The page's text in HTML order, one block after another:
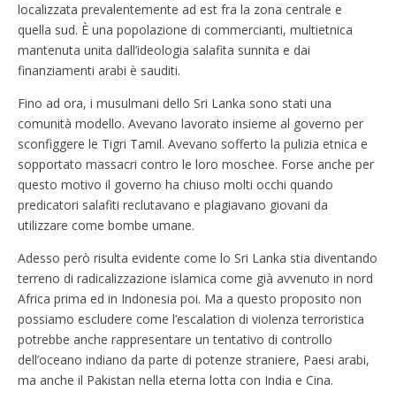
localizzata prevalentemente ad est fra la zona centrale e
quella sud. È una popolazione di commercianti, multietnica
mantenuta unita dall’ideologia salafita sunnita e dai
finanziamenti arabi è sauditi.
Fino ad ora, i musulmani dello Sri Lanka sono stati una
comunità modello. Avevano lavorato insieme al governo per
sconfiggere le Tigri Tamil. Avevano sofferto la pulizia etnica e
sopportato massacri contro le loro moschee. Forse anche per
questo motivo il governo ha chiuso molti occhi quando
predicatori salafiti reclutavano e plagiavano giovani da
utilizzare come bombe umane.
Adesso però risulta evidente come lo Sri Lanka stia diventando
terreno di radicalizzazione islamica come già avvenuto in nord
Africa prima ed in Indonesia poi. Ma a questo proposito non
possiamo escludere come l’escalation di violenza terroristica
potrebbe anche rappresentare un tentativo di controllo
dell’oceano indiano da parte di potenze straniere, Paesi arabi,
ma anche il Pakistan nella eterna lotta con India e Cina.